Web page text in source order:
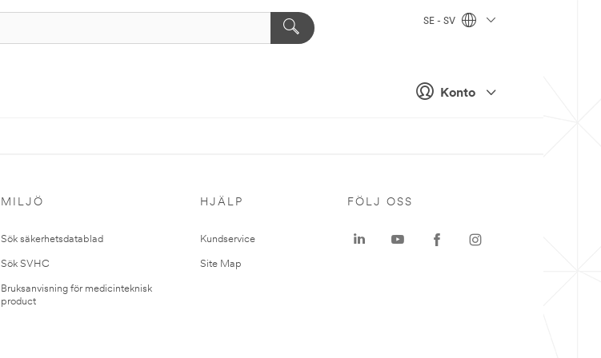
Konto
SE - SV
MILJÖ
Sök säkerhetsdatablad
Sök SVHC
Bruksanvisning för medicinteknisk
product
HJÄLP
Kundservice
Site Map
FÖLJ OSS